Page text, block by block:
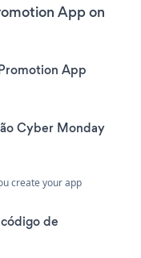
App on
App
Cyber Monday
create your app
de